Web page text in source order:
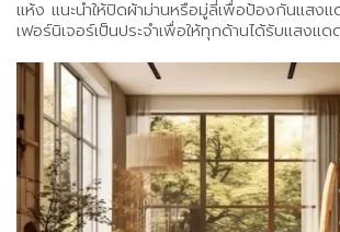
แห้ง แนะนำให้ปิดผ้าม่านหรือมู่ลี่เพื่อป้องกันแสง
เฟอร์นิเจอร์เป็นประจำเพื่อให้ทุกด้านได้รับแสงแด